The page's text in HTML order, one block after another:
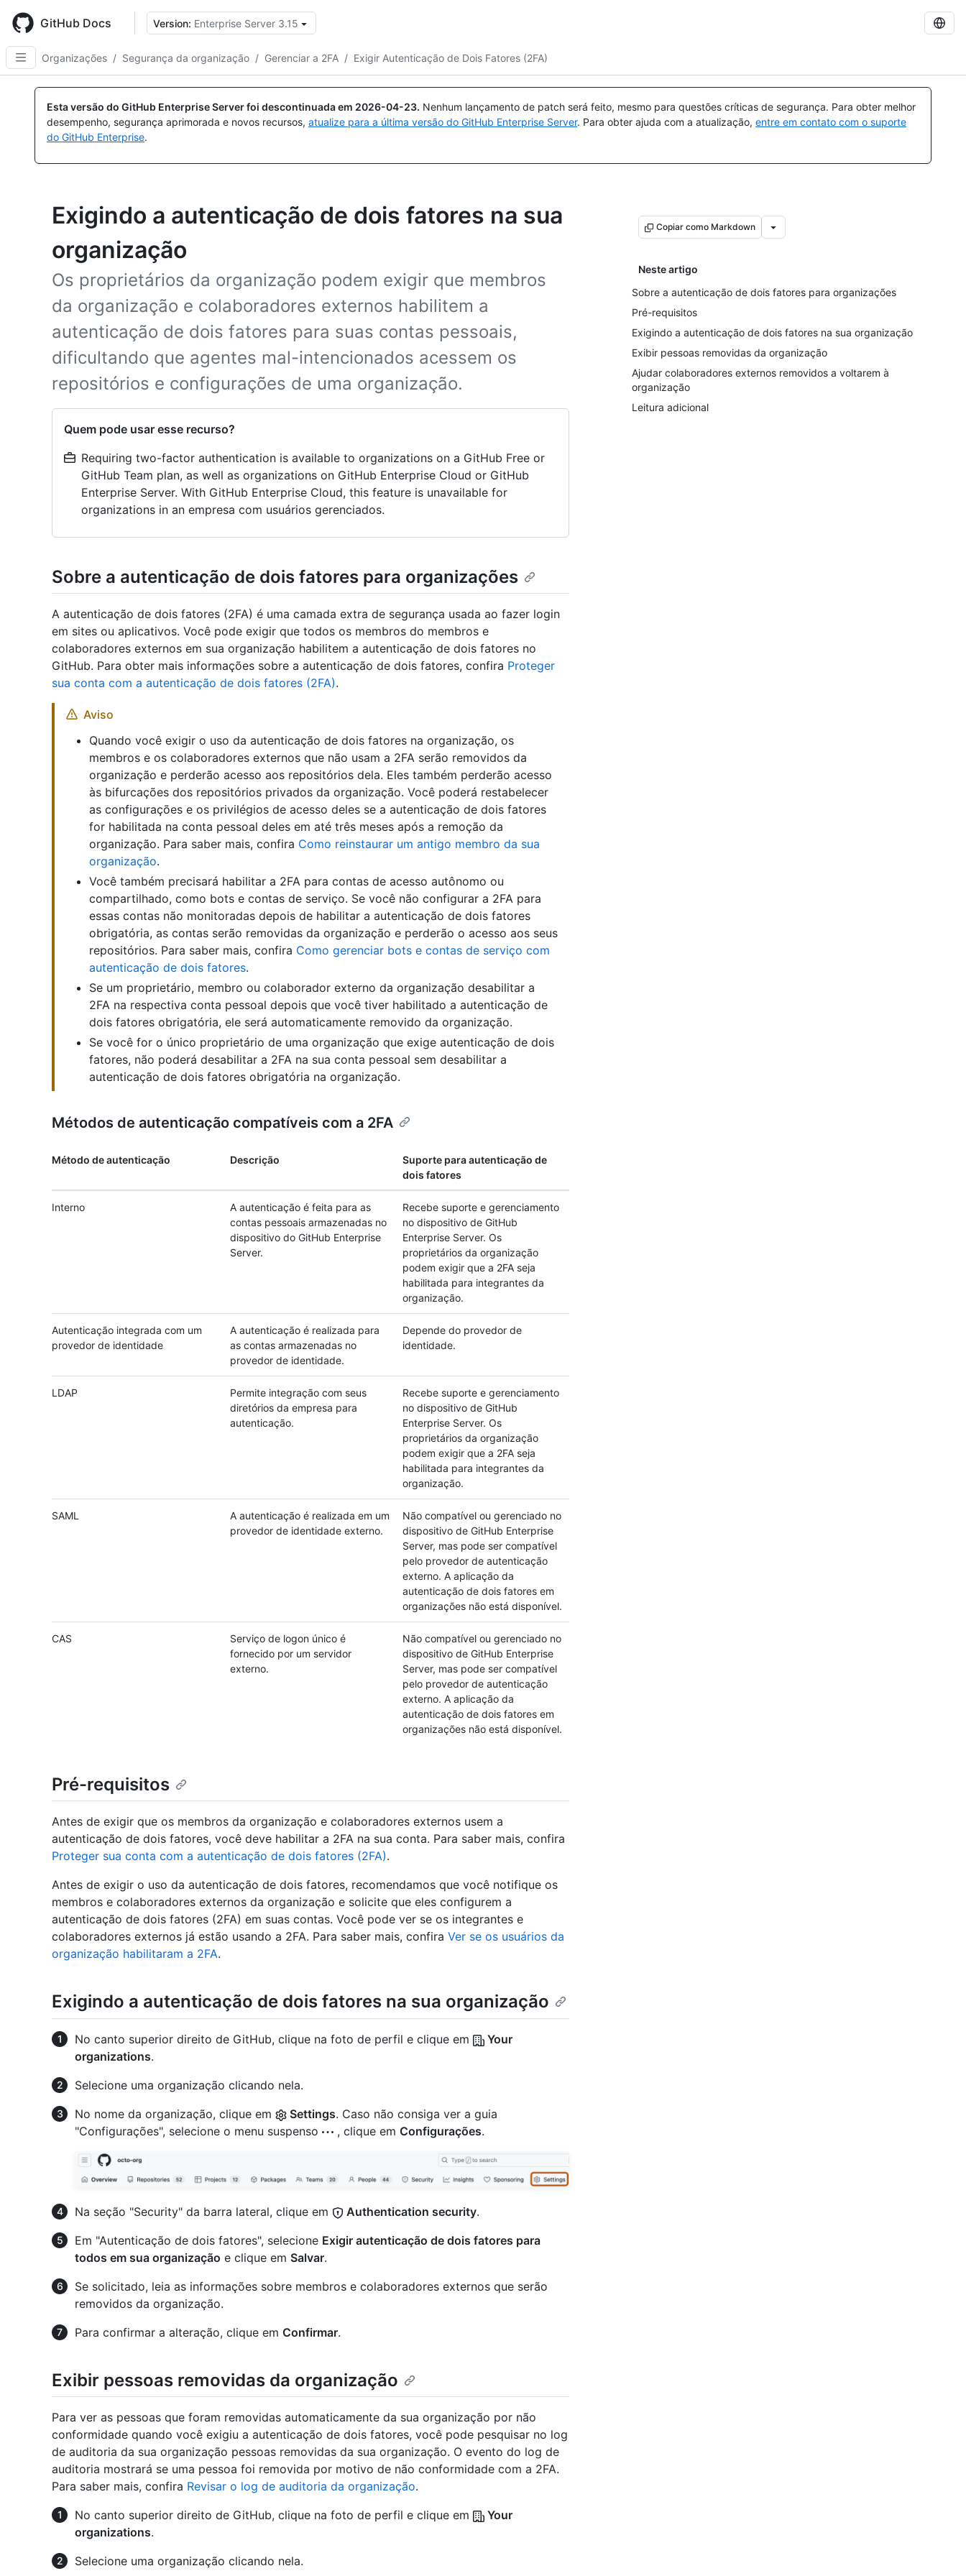
main
content
GitHub Docs Version: Enterprise Server 3.15
Organizações / Segurança da organização / Gerenciar a 2FA / Exigir Autenticação de Dois Fatores (2FA)
Esta versão do GitHub Enterprise Server foi descontinuada em 2026-04-23. Nenhum lançamento de patch será feito, mesmo para questões críticas de segurança. Para obter melhor
desempenho, segurança aprimorada e novos recursos, atualize para a última versão do GitHub Enterprise Server. Para obter ajuda com a atualização, entre em contato com o suporte
do GitHub Enterprise.
Exigindo a autenticação de dois fatores na sua
organização
Os proprietários da organização podem exigir que membros
da organização e colaboradores externos habilitem a
autenticação de dois fatores para suas contas pessoais,
dificultando que agentes mal-intencionados acessem os
repositórios e configurações de uma organização.
Quem pode usar esse recurso?
Requiring two-factor authentication is available to organizations on a GitHub Free or
GitHub Team plan, as well as organizations on GitHub Enterprise Cloud or GitHub
Enterprise Server. With GitHub Enterprise Cloud, this feature is unavailable for
organizations in an empresa com usuários gerenciados.
Copiar como Markdown
Neste artigo
Sobre a autenticação de dois fatores para organizações
Pré-requisitos
Exigindo a autenticação de dois fatores na sua organização
Exibir pessoas removidas da organização
Ajudar colaboradores externos removidos a voltarem à
organização
Leitura adicional
Sobre a autenticação de dois fatores para organizações
A autenticação de dois fatores (2FA) é uma camada extra de segurança usada ao fazer login
em sites ou aplicativos. Você pode exigir que todos os membros do membros e
colaboradores externos em sua organização habilitem a autenticação de dois fatores no
GitHub. Para obter mais informações sobre a autenticação de dois fatores, confira Proteger
sua conta com a autenticação de dois fatores (2FA).
Aviso
Quando você exigir o uso da autenticação de dois fatores na organização, os
membros e os colaboradores externos que não usam a 2FA serão removidos da
organização e perderão acesso aos repositórios dela. Eles também perderão acesso
às bifurcações dos repositórios privados da organização. Você poderá restabelecer
as configurações e os privilégios de acesso deles se a autenticação de dois fatores
for habilitada na conta pessoal deles em até três meses após a remoção da
organização. Para saber mais, confira Como reinstaurar um antigo membro da sua
organização.
Você também precisará habilitar a 2FA para contas de acesso autônomo ou
compartilhado, como bots e contas de serviço. Se você não configurar a 2FA para
essas contas não monitoradas depois de habilitar a autenticação de dois fatores
obrigatória, as contas serão removidas da organização e perderão o acesso aos seus
repositórios. Para saber mais, confira Como gerenciar bots e contas de serviço com
autenticação de dois fatores.
Se um proprietário, membro ou colaborador externo da organização desabilitar a
2FA na respectiva conta pessoal depois que você tiver habilitado a autenticação de
dois fatores obrigatória, ele será automaticamente removido da organização.
Se você for o único proprietário de uma organização que exige autenticação de dois
fatores, não poderá desabilitar a 2FA na sua conta pessoal sem desabilitar a
autenticação de dois fatores obrigatória na organização.
Métodos de autenticação compatíveis com a 2FA
Método de autenticação Descrição
Suporte para autenticação de
dois fatores
Interno
A autenticação é feita para as
contas pessoais armazenadas no
dispositivo do GitHub Enterprise
Server.
Recebe suporte e gerenciamento
no dispositivo de GitHub
Enterprise Server. Os
proprietários da organização
podem exigir que a 2FA seja
habilitada para integrantes da
organização.
Autenticação integrada com um
provedor de identidade
A autenticação é realizada para
as contas armazenadas no
provedor de identidade.
Depende do provedor de
identidade.
LDAP
Permite integração com seus
diretórios da empresa para
autenticação.
Recebe suporte e gerenciamento
no dispositivo de GitHub
Enterprise Server. Os
proprietários da organização
podem exigir que a 2FA seja
habilitada para integrantes da
organização.
SAML
A autenticação é realizada em um
provedor de identidade externo.
Não compatível ou gerenciado no
dispositivo de GitHub Enterprise
Server, mas pode ser compatível
pelo provedor de autenticação
externo. A aplicação da
autenticação de dois fatores em
organizações não está disponível.
CAS
Serviço de logon único é
fornecido por um servidor
externo.
Não compatível ou gerenciado no
dispositivo de GitHub Enterprise
Server, mas pode ser compatível
pelo provedor de autenticação
externo. A aplicação da
autenticação de dois fatores em
organizações não está disponível.
Pré-requisitos
Antes de exigir que os membros da organização e colaboradores externos usem a
autenticação de dois fatores, você deve habilitar a 2FA na sua conta. Para saber mais, confira
Proteger sua conta com a autenticação de dois fatores (2FA).
Antes de exigir o uso da autenticação de dois fatores, recomendamos que você notifique os
membros e colaboradores externos da organização e solicite que eles configurem a
autenticação de dois fatores (2FA) em suas contas. Você pode ver se os integrantes e
colaboradores externos já estão usando a 2FA. Para saber mais, confira Ver se os usuários da
organização habilitaram a 2FA.
Exigindo a autenticação de dois fatores na sua organização
No canto superior direito de GitHub, clique na foto de perfil e clique em
Your
organizations.
Selecione uma organização clicando nela.
No nome da organização, clique em
Settings. Caso não consiga ver a guia
"Configurações", selecione o menu suspenso
, clique em Configurações.
Na seção "Security" da barra lateral, clique em Authentication security.
Em "Autenticação de dois fatores", selecione Exigir autenticação de dois fatores para
todos em sua organização e clique em Salvar.
Se solicitado, leia as informações sobre membros e colaboradores externos que serão
removidos da organização.
Para confirmar a alteração, clique em Confirmar.
Exibir pessoas removidas da organização
Para ver as pessoas que foram removidas automaticamente da sua organização por não
conformidade quando você exigiu a autenticação de dois fatores, você pode pesquisar no log
de auditoria da sua organização pessoas removidas da sua organização. O evento do log de
auditoria mostrará se uma pessoa foi removida por motivo de não conformidade com a 2FA.
Para saber mais, confira Revisar o log de auditoria da organização.
No canto superior direito de GitHub, clique na foto de perfil e clique em
Your
organizations.
Selecione uma organização clicando nela.